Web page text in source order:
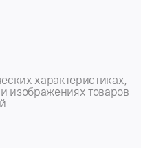
характеристиках,
изображениях товаров